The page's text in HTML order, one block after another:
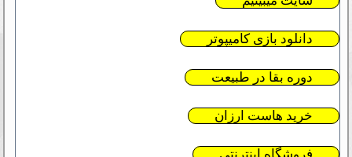
دانلود بازی کامیپوتر
دوره بقا در طبیعت
خرید هاست ارزان